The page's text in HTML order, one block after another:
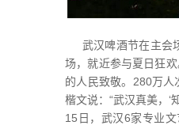
武汉啤酒节在主会
场，就近参与夏日狂
的人民致敬。280万
楷文说：“武汉真美，‘
15日，武汉6家专业